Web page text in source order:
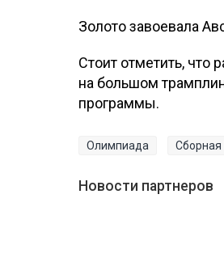
Золото завоевала
Стоит отметить,
на большом
программы.
Олимпиада Сборная
Новости партнеров